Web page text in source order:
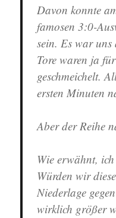
Davon konnte
famosen 3:0-
sein. Es war
Tore waren ja
geschmeichelt.
ersten Minuten
Aber der Reihe
Wie erwähnt,
Würden wir
Niederlage
wirklich größer